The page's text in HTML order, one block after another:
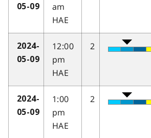
05-09
am
HAE
2024-
05-09
12:00
pm
HAE
2
2024-
05-09
1:00
pm
HAE
2